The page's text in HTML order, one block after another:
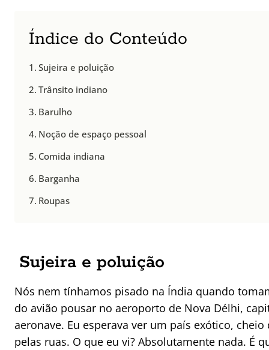
Índice do Conteúdo
Sujeira e poluição
Trânsito indiano
Barulho
Noção de espaço pessoal
Comida indiana
Barganha
Roupas
Sujeira e poluição
Nós nem tínhamos pisado na Índia quando
do avião pousar no aeroporto de Nova Délhi,
aeronave. Eu esperava ver um país exótico,
pelas ruas. O que eu vi? Absolutamente nada. É